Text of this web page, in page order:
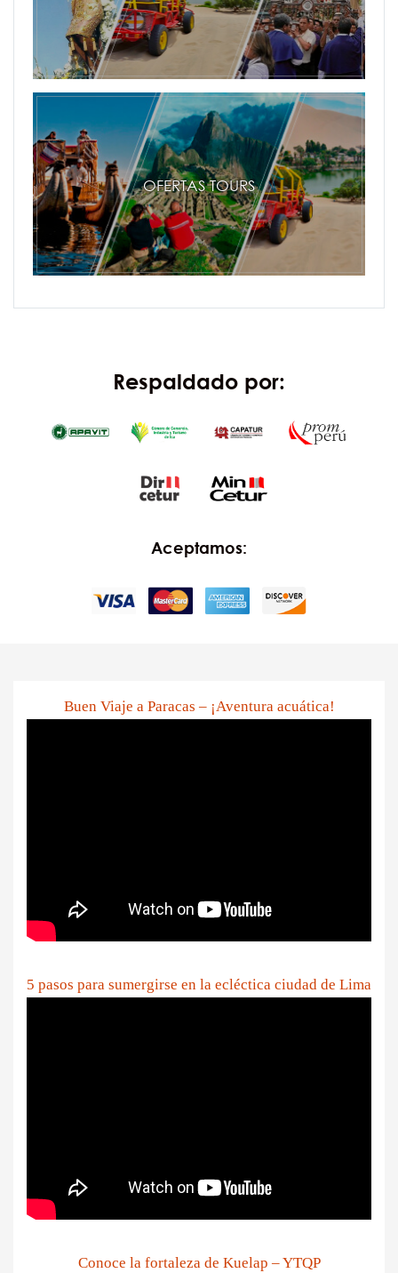
OFERTAS TOURS
Respaldado por:
Aceptamos:
Buen Viaje a Paracas – ¡Aventura acuática!
5 pasos para sumergirse en la ecléctica ciudad de Lima
Conoce la fortaleza de Kuelap – YTQP